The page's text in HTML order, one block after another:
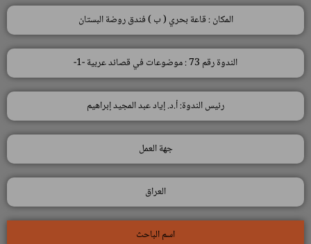
المكان : قاعة بحري ( ب ) فندق روضة البستان
الندوة رقم 73 : موضوعات في قصائد عربية -1-
رئيس الندوة: أ.د. إياد عبد المجيد إبراهيم
جهة العمل
العراق
اسم الباحث